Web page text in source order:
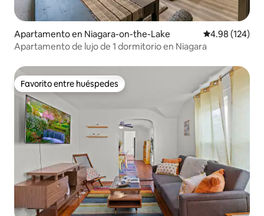
Apartamento en Niagara-on-the-Lake Calificación
4.98 (124)
Apartamento de lujo de 1 dormitorio en Niagara
Favorito entre huéspedes
Favorito entre huéspedes